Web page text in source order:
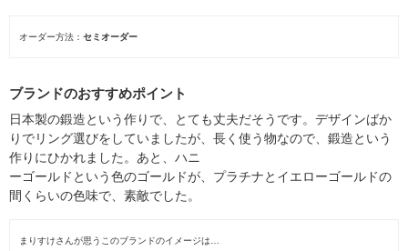
オーダー方法 セミオーダー
ブランドのおすすめポイント
日本製の鍛造という作りで、とても丈夫だそうです。デザインばか
りでリング選びをしていましたが、長く使う物なので、鍛造という
作りにひかれました。あと、ハニ
ーゴールドという色のゴールドが、プラチナとイエローゴールドの
間くらいの色味で、素敵でした。
まりすけさんが思うこのブランドのイメージは…